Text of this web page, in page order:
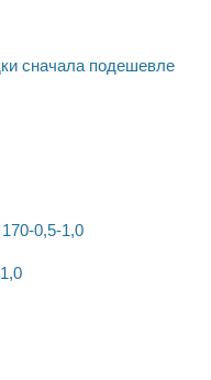
сначала подешевле